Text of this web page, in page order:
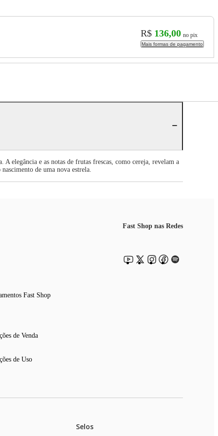
R$ 136,00 no pix
Mais formas de pagamento
elegância e as notas de frutas frescas, como cereja, revelam a
de uma nova estrela.
Fast Shop
de Venda
de Uso
Fast Shop nas Redes
Selos